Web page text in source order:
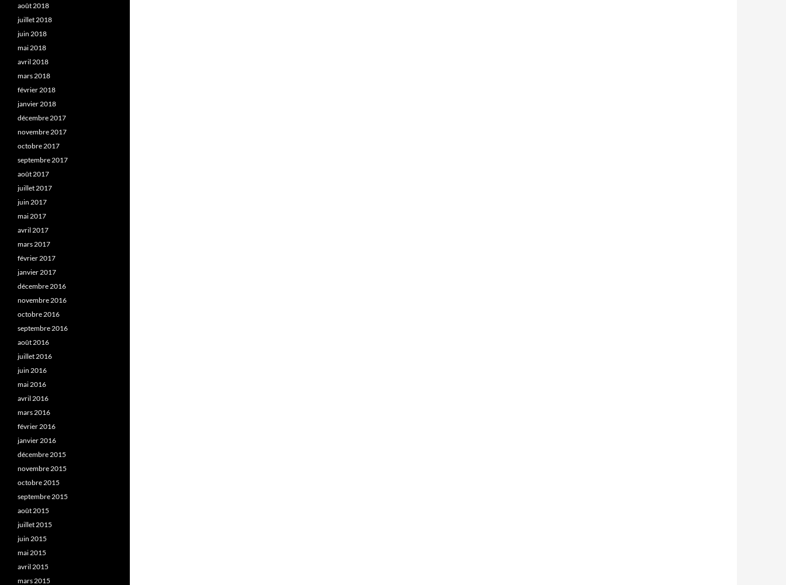
août 2018
juillet 2018
juin 2018
mai 2018
avril 2018
mars 2018
février 2018
janvier 2018
décembre 2017
novembre 2017
octobre 2017
septembre 2017
août 2017
juillet 2017
juin 2017
mai 2017
avril 2017
mars 2017
février 2017
janvier 2017
décembre 2016
novembre 2016
octobre 2016
septembre 2016
août 2016
juillet 2016
juin 2016
mai 2016
avril 2016
mars 2016
février 2016
janvier 2016
décembre 2015
novembre 2015
octobre 2015
septembre 2015
août 2015
juillet 2015
juin 2015
mai 2015
avril 2015
mars 2015